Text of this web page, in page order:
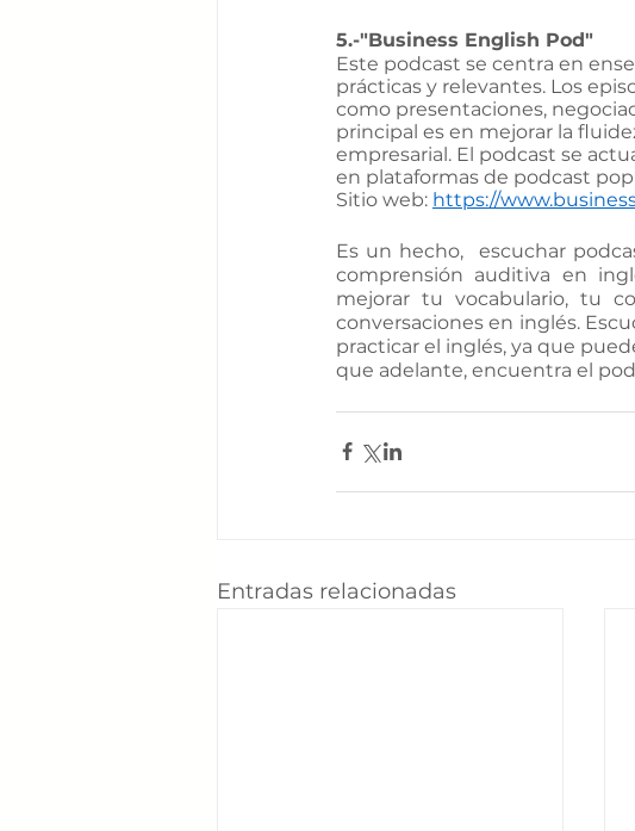
5.-"Business English Pod"
Este podcast se centra en
prácticas y relevantes. Los
como presentaciones,
principal es en mejorar la
empresarial. El podcast se
en plataformas de podcast
Sitio web: https://
Es un hecho,  escuchar
comprensión auditiva en
mejorar tu vocabulario, tu
conversaciones en inglés.
practicar el inglés, ya que
que adelante, encuentra el
Entradas relacionadas